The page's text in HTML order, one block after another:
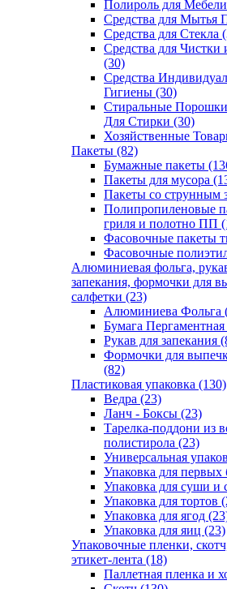
Полироль для
Средства для Мытья
Средства для Стекла
Средства для Чистки
(30)
Средства
Гигиены (30)
Стиральные
Для Стирки (30)
Хозяйственные
Пакеты (82)
Бумажные пакеты
Пакеты для мусора
Пакеты со струнным
Полипропиленовые
гриля и полотно ПП
Фасовочные пакеты
Фасовочные
Алюминиевая фольга,
запекания, формочки для
салфетки (23)
Алюминиева Фольга
Бумага
Рукав для запекания
Формочки для
(82)
Пластиковая упаковка (130)
Ведра (23)
Ланч - Боксы (23)
Тарелка-поддони из
полистирола (23)
Универсальная
Упаковка для первых
Упаковка для суши и
Упаковка для тортов
Упаковка для ягод
Упаковка для яиц (23)
Упаковочные пленки,
этикет-лента (18)
Паллетная пленка и